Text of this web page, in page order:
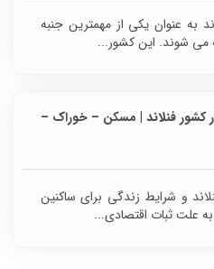
فنلاند به عنوان یکی از
کشور شناخته می شوند. این
فنلاند | مسکن – خوراک –
و شرایط زندگی برای ساکنین